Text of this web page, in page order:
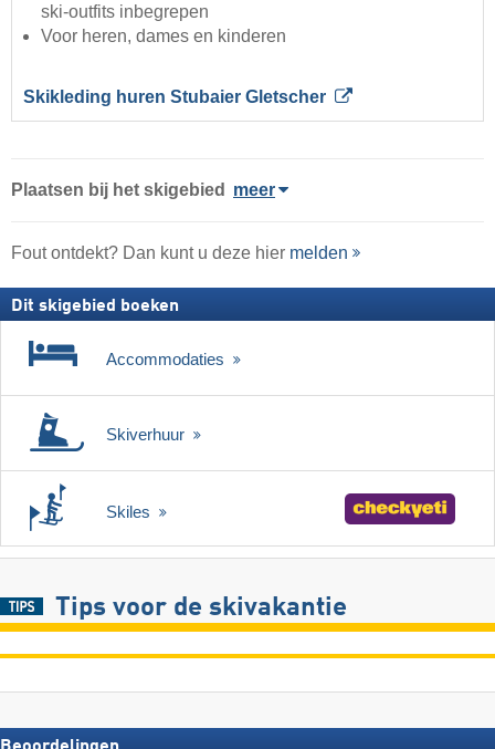
ski-outfits inbegrepen
Voor heren, dames en kinderen
Skikleding huren Stubaier Gletscher
Plaatsen bij het skigebied meer
Fout ontdekt? Dan kunt u deze hier melden
Dit skigebied boeken
Accommodaties
Skiverhuur
Skiles
Tips voor de skivakantie